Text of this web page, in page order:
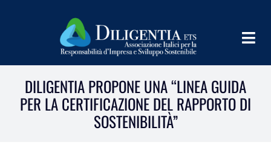
HOME
CHI SIAMO
DILIGENTIA PROPONE UNA “LINEA GUIDA
PER LA CERTIFICAZIONE DEL RAPPORTO DI
SOSTENIBILITÀ”